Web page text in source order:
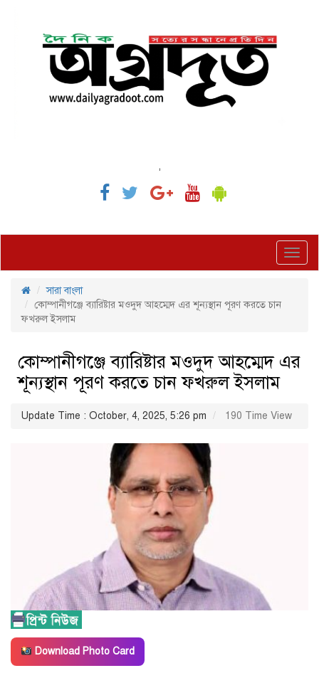
,
সারা বাংলা
কোম্পানীগঞ্জে ব্যারিষ্টার মওদুদ আহম্মেদ এর শূন্যস্থান পূরণ করতে চান
ফখরুল ইসলাম
কোম্পানীগঞ্জে ব্যারিষ্টার মওদুদ আহম্মেদ এর
শূন্যস্থান পূরণ করতে চান ফখরুল ইসলাম
Update Time : October, 4, 2025, 5:26 pm 190 Time View
Download Photo Card